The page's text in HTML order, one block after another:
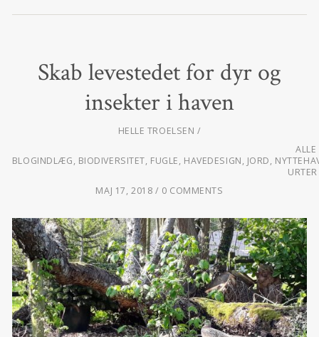
Skab levestedet for dyr og
insekter i haven
HELLE TROELSEN
ALLE
BLOGINDLÆG, BIODIVERSITET, FUGLE, HAVEDESIGN, JORD,
URTER
MAJ 17, 2018
0 COMMENTS